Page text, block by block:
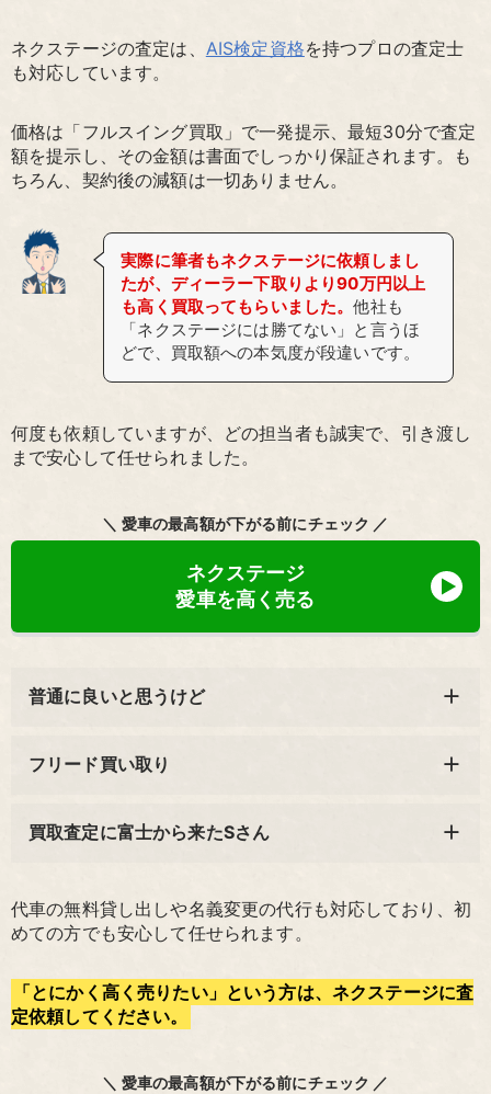
ネクステージの査定は、 AIS検定資格を持つプロの査定士
も対応しています。
価格は「フルスイング買取」で一発提示、最短30分で査定
額を提示し、その金額は書面でしっかり保証されます。も
ちろん、契約後の減額は一切ありません。
実際に筆者もネクステージに依頼しまし
たが、ディーラー下取りより90万円以上
も高く買取ってもらいました。他社も
「ネクステージには勝てない」と言うほ
どで、買取額への本気度が段違いです。
何度も依頼していますが、どの担当者も誠実で、引き渡し
まで安心して任せられました。
＼ 愛車の最高額が下がる前にチェック ／
ネクステージ
愛車を高く売る
普通に良いと思うけど
フリード買い取り
買取査定に富士から来たSさん
代車の無料貸し出しや名義変更の代行も対応しており、初
めての方でも安心して任せられます。
「とにかく高く売りたい」という方は、ネクステージに査
定依頼してください。
＼ 愛車の最高額が下がる前にチェック ／